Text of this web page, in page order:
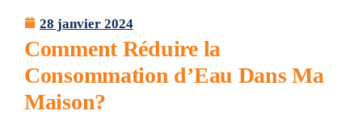
28 janvier 2024
Comment Réduire la
Consommation d’Eau Dans Ma
Maison?